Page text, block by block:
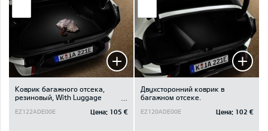
Коврик багажного отсека,
резиновый, With Luggage
EZ122ADE00E Цена: 105 €
Двухсторонний коврик в
багажном отсеке.
EZ120ADE00E Цена: 102 €